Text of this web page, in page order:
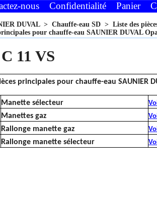
nous Confidentialité Panier
DUVAL> Chauffe-eau SD > Liste des
pour chauffe-eau SAUNIER DUVAL
11 VS
principales pour chauffe-eau SAUNIER
Manette sélecteur
Manettes gaz
Rallonge manette gaz
Rallonge manette sélecteur